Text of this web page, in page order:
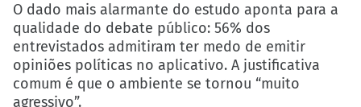
O dado mais alarmante do estudo aponta para a
qualidade do debate público: 56% dos
entrevistados admitiram ter medo de emitir
opiniões políticas no aplicativo. A justificativa
comum é que o ambiente se tornou “muito
agressivo”.